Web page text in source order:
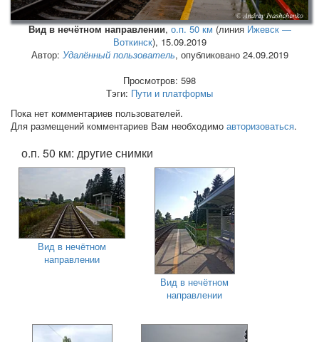
Вид в нечётном направлении,о.п. 50 км (линияИжевск —
Воткинск), 15.09.2019
Автор: Удалённый пользователь, опубликовано 24.09.2019
Просмотров: 598
Тэги: Пути и платформы
Пока нет комментариев пользователей.
Для размещений комментариев Вам необходимо авторизоваться.
о.п. 50 км: другие снимки
Вид в нечётном
направлении
Вид в нечётном
направлении